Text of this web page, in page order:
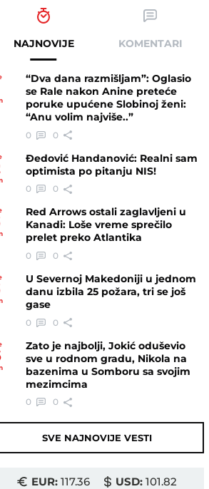
NAJNOVIJE KOMENTARI
“Dva dana razmišljam”: Oglasio
se Rale nakon Anine preteće
poruke upućene Slobinoj ženi:
“Anu volim najviše..”
0 0
Đedović Handanović: Realni sam
optimista po pitanju NIS!
0 0
Red Arrows ostali zaglavljeni u
Kanadi: Loše vreme sprečilo
prelet preko Atlantika
0 0
U Severnoj Makedoniji u jednom
danu izbila 25 požara, tri se još
gase
0 0
Zato je najbolji, Jokić oduševio
sve u rodnom gradu, Nikola na
bazenima u Somboru sa svojim
mezimcima
0 0
SVE NAJNOVIJE VESTI
EUR:117.36 USD: 101.82